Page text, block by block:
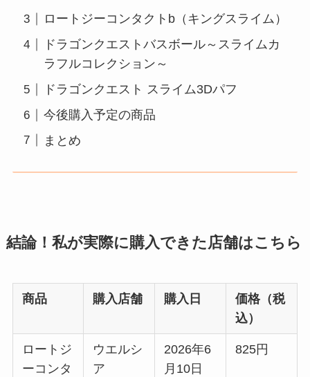
ロートジーコンタクトb（キングスライム）
ドラゴンクエストバスボール～スライムカ
ラフルコレクション～
ドラゴンクエスト スライム3Dパフ
今後購入予定の商品
まとめ
結論！私が実際に購入できた店舗はこちら
商品 購入店舗 購入日
価格（税
込）
ロートジ
ーコンタ
ウエルシ
ア
2026年6
月10日
825円